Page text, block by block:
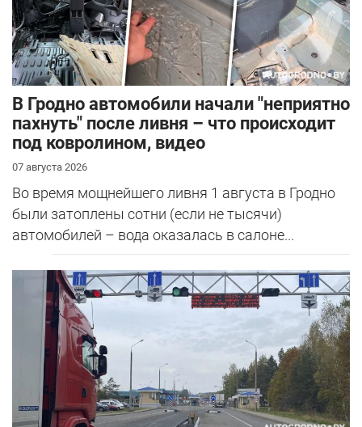
В Гродно автомобили начали "неприятно
пахнуть" после ливня – что происходит
под ковролином, видео
07 августа 2026
Во время мощнейшего ливня 1 августа в Гродно
были затоплены сотни (если не тысячи)
автомобилей – вода оказалась в салоне...